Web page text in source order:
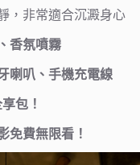
，非常適合沉澱身心
香氛噴霧
喇叭、手機充電線
包！
免費無限看！